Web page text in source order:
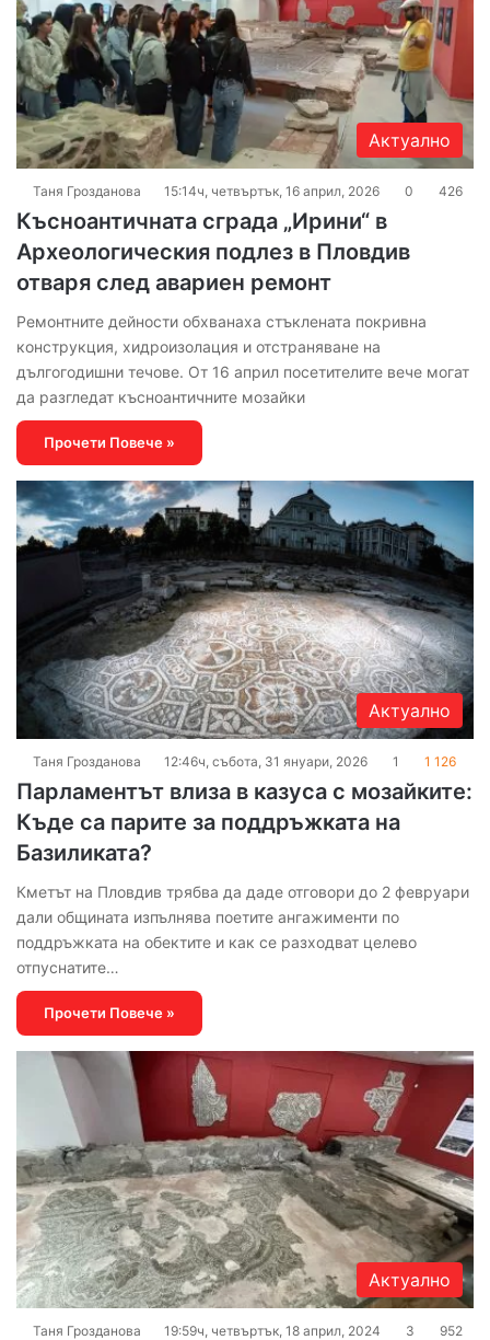
Актуално
Таня Грозданова 15:14ч, четвъртък, 16 април, 2026 0 426
Късноантичната сграда „Ирини“ в
Археологическия подлез в Пловдив
отваря след авариен ремонт
Ремонтните дейности обхванаха стъклената покривна
конструкция, хидроизолация и отстраняване на
дългогодишни течове. От 16 април посетителите вече могат
да разгледат късноантичните мозайки
Прочети Повече »
Актуално
Таня Грозданова 12:46ч, събота, 31 януари, 2026 1 1 126
Парламентът влиза в казуса с мозайките:
Къде са парите за поддръжката на
Базиликата?
Кметът на Пловдив трябва да даде отговори до 2 февруари
дали общината изпълнява поетите ангажименти по
поддръжката на обектите и как се разходват целево
отпуснатите…
Прочети Повече »
Актуално
Таня Грозданова 19:59ч, четвъртък, 18 април, 2024 3 952